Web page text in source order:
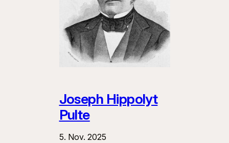
Joseph Hippolyt
Pulte
5. Nov. 2025